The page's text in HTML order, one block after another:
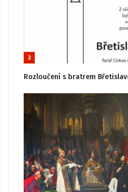
2
Rozloučení s bratrem